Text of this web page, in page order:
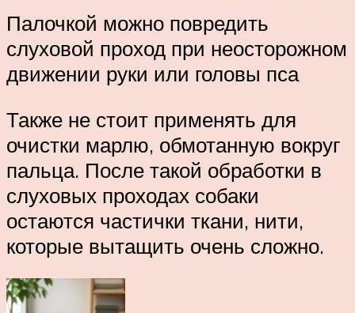
Палочкой можно повредить
слуховой проход при неосторожном
движении руки или головы пса
Также не стоит применять для
очистки марлю, обмотанную вокруг
пальца. После такой обработки в
слуховых проходах собаки
остаются частички ткани, нити,
которые вытащить очень сложно.